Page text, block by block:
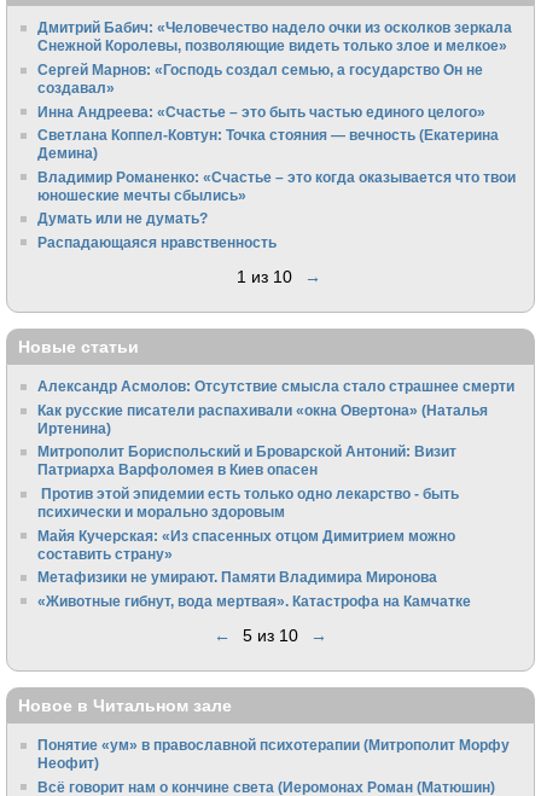
Дмитрий Бабич: «Человечество надело очки из осколков зеркала
Снежной Королевы, позволяющие видеть только злое и мелкое»
Сергей Марнов: «Господь создал семью, а государство Он не
создавал»
Инна Андреева: «Счастье – это быть частью единого целого»
Светлана Коппел-Ковтун: Точка стояния — вечность (Екатерина
Демина)
Владимир Романенко: «Счастье – это когда оказывается что твои
юношеские мечты сбылись»
Думать или не думать?
Распадающаяся нравственность
1 из 10 →
Новые статьи
Александр Асмолов: Отсутствие смысла стало страшнее смерти
Как русские писатели распахивали «окна Овертона» (Наталья
Иртенина)
Митрополит Бориспольский и Броварской Антоний: Визит
Патриарха Варфоломея в Киев опасен
Против этой эпидемии есть только одно лекарство - быть
психически и морально здоровым
Майя Кучерская: «Из спасенных отцом Димитрием можно
составить страну»
Метафизики не умирают. Памяти Владимира Миронова
«Животные гибнут, вода мертвая». Катастрофа на Камчатке
← 5 из 10 →
Новое в Читальном зале
Понятие «ум» в православной психотерапии (Митрополит Морфу
Неофит)
Всё говорит нам о кончине света (Иеромонах Роман (Матюшин)